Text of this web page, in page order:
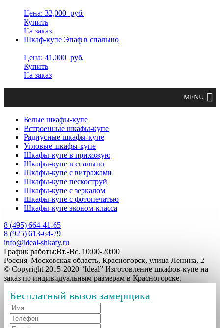
Цена: 32,000 руб.
Купить
На заказ
Шкаф-купе Эпаф в спальню
Цена: 41,000 руб.
Купить
На заказ
Белые шкафы-купе
Встроенные шкафы-купе
Радиусные шкафы-купе
Угловые шкафы-купе
Шкафы-купе в прихожую
Шкафы-купе в спальню
Шкафы-купе с витражами
Шкафы-купе пескоструй
Шкафы-купе с зеркалом
Шкафы-купе с фотопечатью
Шкафы-купе эконом-класса
8 (495) 664-41-65
8 (925) 613-64-79
info@ideal-shkafy.ru
График работы:Вт.-Вс. 10:00-20:00
Россия, Московская область, Красногорск, улица Ленина, 2
© Copyright 2015-2020 “Ideal” Изготовление шкафов-купе на
заказ по индивидуальным размерам в Красногорске.
Бесплатный вызов замерщика